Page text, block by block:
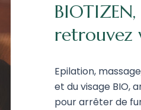
retrouvez
Epilation,
et du visage BIO,
pour arrêter de